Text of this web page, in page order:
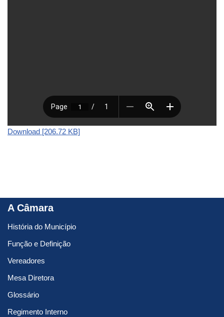
Download [206.72 KB]
A Câmara
História do Município
Função e Definição
Vereadores
Mesa Diretora
Glossário
Regimento Interno